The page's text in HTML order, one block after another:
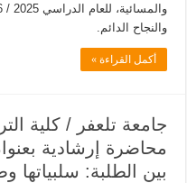
والنجاح الدائم.
أكمل القراءة »
جامعة تلعفر / كلية
محاضرة إرشادية
بين الطلبة: سلبياتها